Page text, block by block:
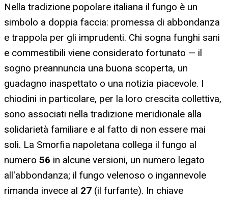
Nella tradizione popolare italiana il fungo è un
simbolo a doppia faccia: promessa di abbondanza
e trappola per gli imprudenti. Chi sogna funghi sani
e commestibili viene considerato fortunato — il
sogno preannuncia una buona scoperta, un
guadagno inaspettato o una notizia piacevole. I
chiodini in particolare, per la loro crescita collettiva,
sono associati nella tradizione meridionale alla
solidarietà familiare e al fatto di non essere mai
soli. La Smorfia napoletana collega il fungo al
numero 56 in alcune versioni, un numero legato
all'abbondanza; il fungo velenoso o ingannevole
rimanda invece al 27 (il furfante). In chiave